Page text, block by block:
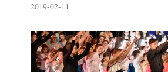
2019-02-11